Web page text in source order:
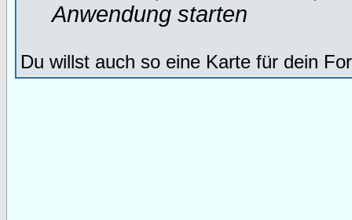
Anwendung starten
Du willst auch so eine Karte für dein